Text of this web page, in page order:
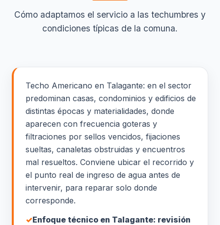
Cómo adaptamos el servicio a las techumbres y
condiciones típicas de la comuna.
Techo Americano en Talagante: en el sector
predominan casas, condominios y edificios de
distintas épocas y materialidades, donde
aparecen con frecuencia goteras y
filtraciones por sellos vencidos, fijaciones
sueltas, canaletas obstruidas y encuentros
mal resueltos. Conviene ubicar el recorrido y
el punto real de ingreso de agua antes de
intervenir, para reparar solo donde
corresponde.
✓Enfoque técnico en Talagante: revisión